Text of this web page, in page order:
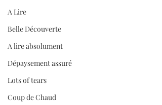
A Lire
Belle Découverte
A lire absolument
Dépaysement assuré
Lots of tears
Coup de Chaud